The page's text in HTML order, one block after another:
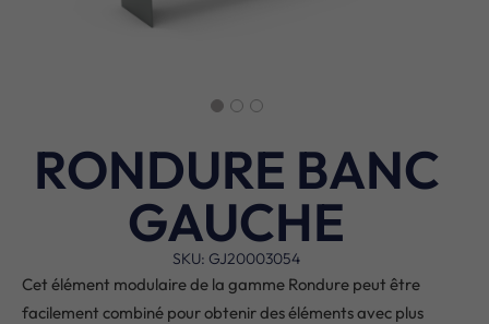
RONDURE BANC
GAUCHE
SKU: GJ20003054
Cet élément modulaire de la gamme Rondure peut être
facilement combiné pour obtenir des éléments avec plus